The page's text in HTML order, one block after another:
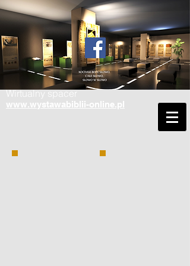
Wirtualny spacer
www.wystawabiblii-online.pl